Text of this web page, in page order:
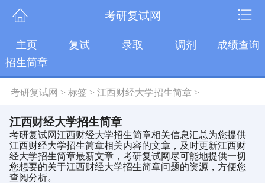
考研复试网
主页 复试 录取 调剂
成绩查询
招生简章
考研复试网 > 标签 > 江西财经大学招生简章>
江西财经大学招生简章
考研复试网江西财经大学招生简章相关信息汇总为您提供
江西财经大学招生简章相关内容的文章，及时更新江西财
经大学招生简章最新文章，考研复试网尽可能地提供一切
您想要的关于江西财经大学招生简章问题的资源，方便您
查阅分析。